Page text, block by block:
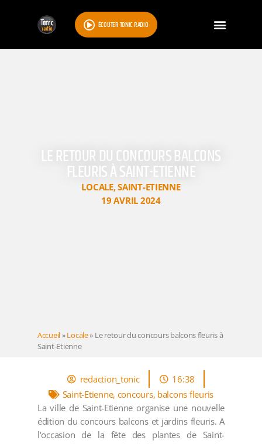
ÉCOUTER TONIC RADIO
LE RETOUR DU CONCOURS BALCONS
FLEURIS À SAINT-ETIENNE
LOCALE,SAINT-ETIENNE
19 AVRIL 2024
Accueil»Locale» Le retour du concours balcons fleuris à
Saint-Etienne
redaction_tonic
16:38
Saint-Etienne, concours, balcons fleuris
La ville de Saint-Etienne organise une nouvelle
édition du concours balcons et jardins fleuris. A
l'occasion de la fête des plantes de Saint-